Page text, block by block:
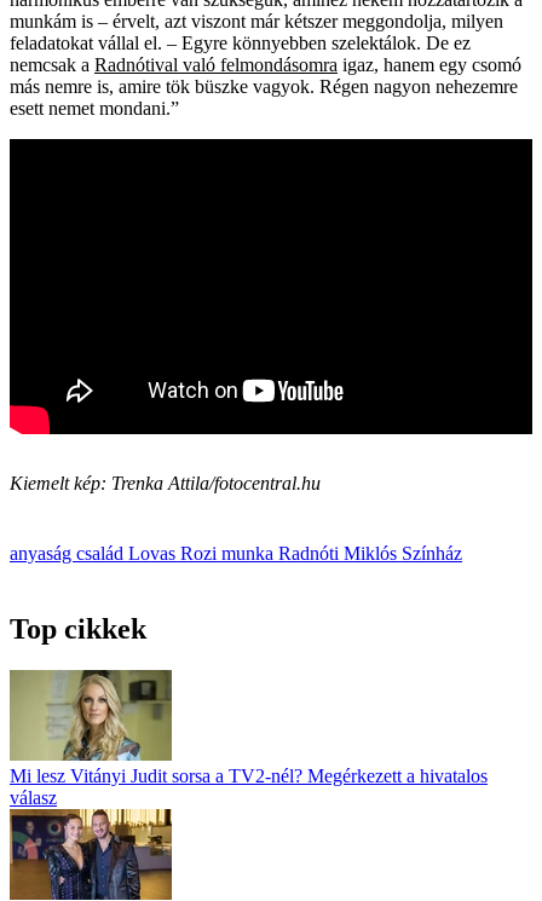
munkám is – érvelt, azt viszont már kétszer meggondolja, milyen
feladatokat vállal el. – Egyre könnyebben szelektálok. De ez
nemcsak a Radnótival való felmondásomra igaz, hanem egy csomó
más nemre is, amire tök büszke vagyok. Régen nagyon nehezemre
esett nemet mondani.”
Kiemelt kép: Trenka Attila/fotocentral.hu
anyaság család Lovas Rozi munka Radnóti Miklós Színház
Top cikkek
Mi lesz Vitányi Judit sorsa a TV2-nél? Megérkezett a hivatalos
válasz